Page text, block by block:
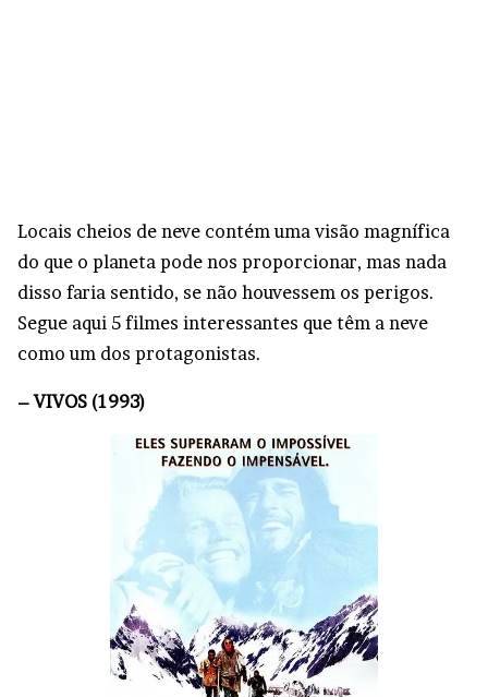
Locais cheios de neve contém uma visão magnífica
do que o planeta pode nos proporcionar, mas nada
disso faria sentido, se não houvessem os perigos.
Segue aqui 5 filmes interessantes que têm a neve
como um dos protagonistas.
– VIVOS (1993)